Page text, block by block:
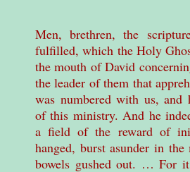
Men, brethren, the
fulfilled, which the Holy
the mouth of David
the leader of them that
was numbered with us, and
of this ministry. And he
a field of the reward of
hanged, burst asunder in
bowels gushed out. … For